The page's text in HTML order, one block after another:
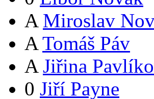
A Miroslav
A Tomáš Páv
A Jiřina
0 Jiří Payne